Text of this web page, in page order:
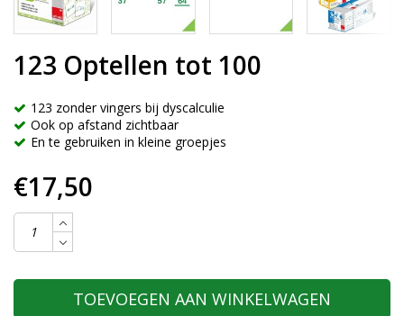
123 Optellen tot 100
123 zonder vingers bij dyscalculie
Ook op afstand zichtbaar
En te gebruiken in kleine groepjes
€17,50
TOEVOEGEN AAN WINKELWAGEN